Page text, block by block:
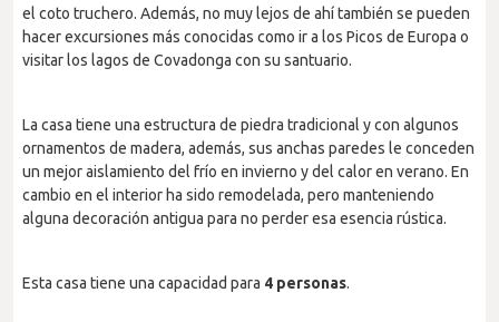
el coto truchero. Además, no muy lejos de ahí también se pueden
hacer excursiones más conocidas como ir a los Picos de Europa o
visitar los lagos de Covadonga con su santuario.
La casa tiene una estructura de piedra tradicional y con algunos
ornamentos de madera, además, sus anchas paredes le conceden
un mejor aislamiento del frío en invierno y del calor en verano. En
cambio en el interior ha sido remodelada, pero manteniendo
alguna decoración antigua para no perder esa esencia rústica.
Esta casa tiene una capacidad para 4 personas.